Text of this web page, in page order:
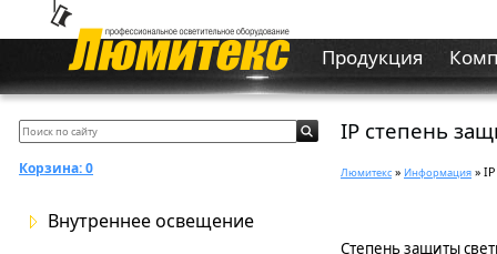
Продукция
Корзина:0
Внутреннее освещение
IP степень
Люмитекс » Информация »
Степень защиты